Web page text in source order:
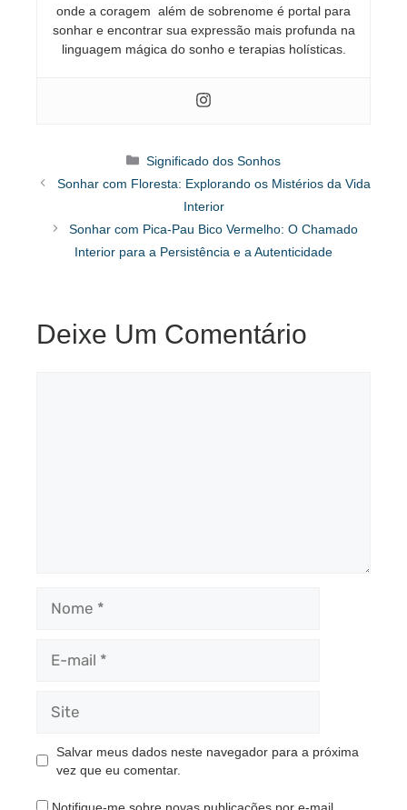
onde a coragem além de sobrenome é portal para
sonhar e encontrar sua expressão mais profunda na
linguagem mágica do sonho e terapias holísticas.
Categorias
Significado dos Sonhos
Sonhar com Floresta: Explorando os Mistérios da Vida
Interior
Sonhar com Pica-Pau Bico Vermelho: O Chamado
Interior para a Persistência e a Autenticidade
Deixe Um Comentário
mail
Salvar meus dados neste navegador para a próxima
vez que eu comentar.
Notifique-me sobre novas publicações por e-mail.